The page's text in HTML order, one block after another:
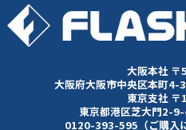
大阪本社
大阪府大阪市中央区本町4-
東京支社
東京都港区芝大門2-
0120-393-595（ご購入